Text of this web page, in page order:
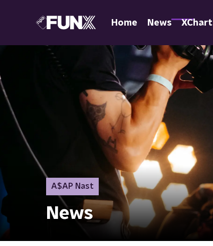
Home News XChart
A$AP Nast
News